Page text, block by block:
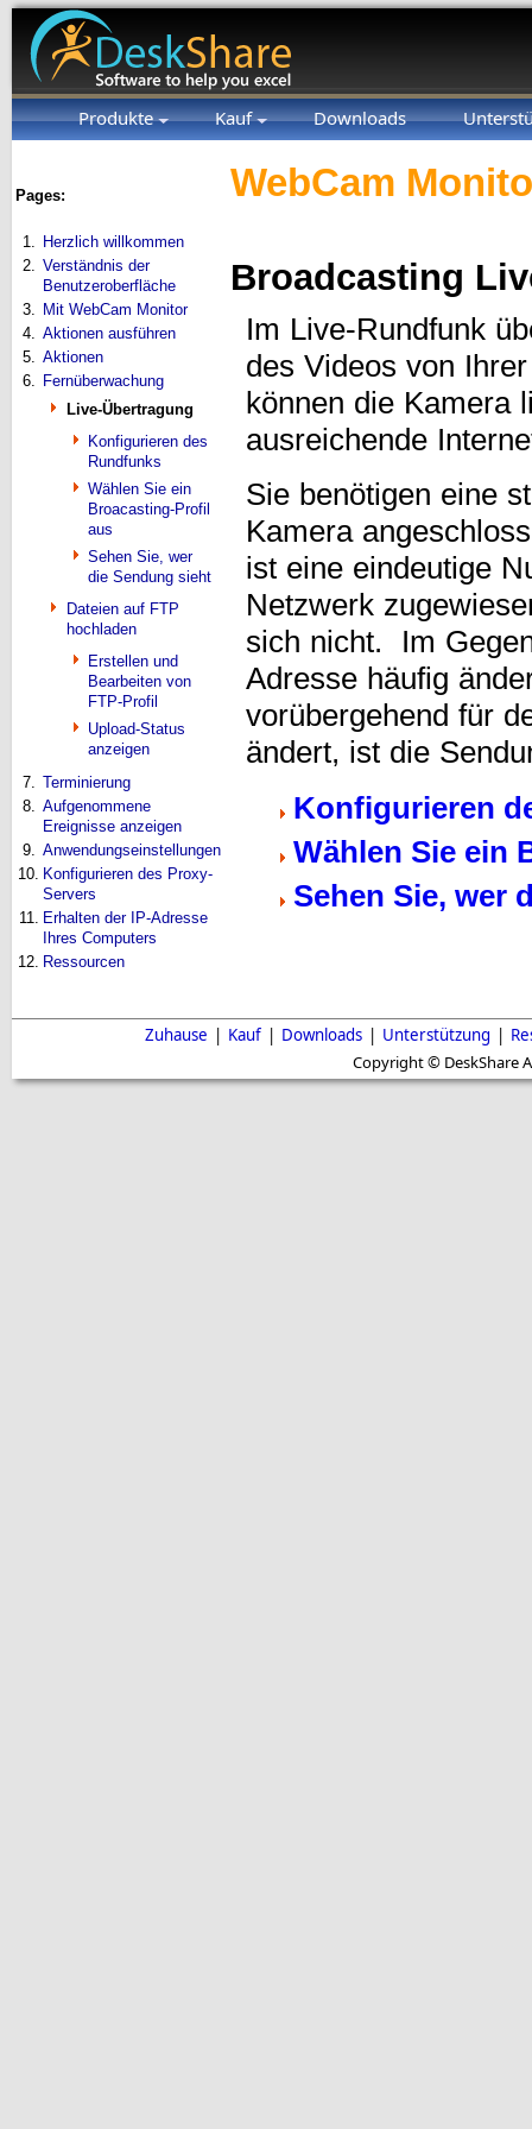
Produkte Kauf Downloads
Pages:
1. Herzlich willkommen
2. Verständnis der
Benutzeroberfläche
3. Mit WebCam Monitor
4. Aktionen ausführen
5. Aktionen
6. Fernüberwachung
Live-Übertragung
Konfigurieren des
Rundfunks
Wählen Sie ein
Broacasting-Profil
aus
Sehen Sie, wer
die Sendung sieht
Dateien auf FTP
hochladen
Erstellen und
Bearbeiten von
FTP-Profil
Upload-Status
anzeigen
7. Terminierung
8. Aufgenommene
Ereignisse anzeigen
9. Anwendungseinstellungen
10. Konfigurieren des Proxy-
Servers
11. Erhalten der IP-Adresse
Ihres Computers
12. Ressourcen
WebCam
Broadcasting
Im Live-Rundfunk
des Videos von
können die Kamera
ausreichende
Sie benötigen eine
Kamera
ist eine eindeutige
Netzwerk
sich nicht. Im
Adresse häufig
vorübergehend für
ändert, ist die
Konfigurieren
Wählen Sie ein
Sehen Sie, wer
Zuhause | Kauf | Downloads | Unterstützung |
Copyright © DeskShare